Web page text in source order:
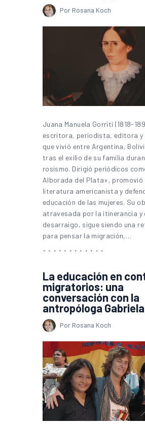
Por Rosana Koch
Juana Manuela Gorriti (1818-
escritora, periodista, editora y
que vivió entre Argentina,
tras el exilio de su familia
rosismo. Dirigió periódicos
Alborada del Plata», promovió
literatura americanista y
educación de las mujeres. Su
atravesada por la itinerancia y
desarraigo, sigue siendo una
para pensar la migración,…
La educación en
migratorios: una
conversación con la
antropóloga
Por Rosana Koch